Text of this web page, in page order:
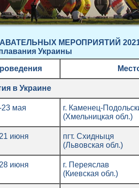
МЕРОПРИЯТИЙ 2021
Украины
ия Мес
в Украине
23 мая
г. Каменец-
(Хмельницкая обл.)
июня
пгт. Схидныця
(Львовская обл.)
июня
г. Переяслав
(Киевская обл.)